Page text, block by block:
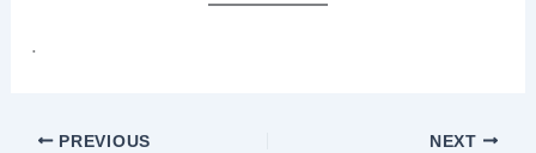
.
PREVIOUS NEXT